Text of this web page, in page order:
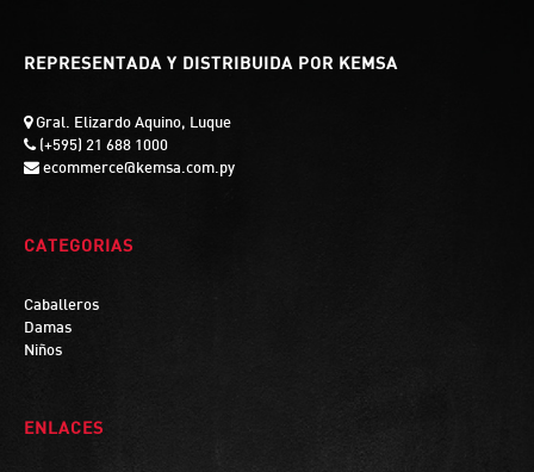
REPRESENTADA Y DISTRIBUIDA POR KEMSA
Gral. Elizardo Aquino, Luque
(+595) 21 688 1000
ecommerce@kemsa.com.py
CATEGORIAS
Caballeros
Damas
Niños
ENLACES